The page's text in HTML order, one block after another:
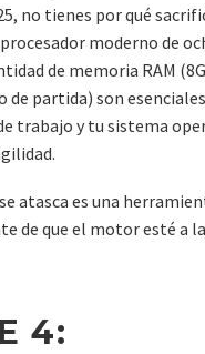
no tienes por qué
moderno de
de memoria RAM
de partida) son
trabajo y tu sistema
atasca es una
de que el motor esté a
4: